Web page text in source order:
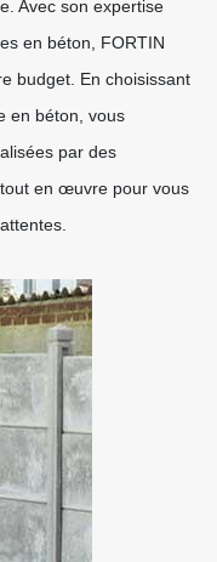
Avec son expertise
en béton, FORTIN
budget. En choisissant
en béton, vous
par des
en œuvre pour vous